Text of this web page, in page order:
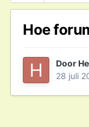
Hoe
Door
28 juli